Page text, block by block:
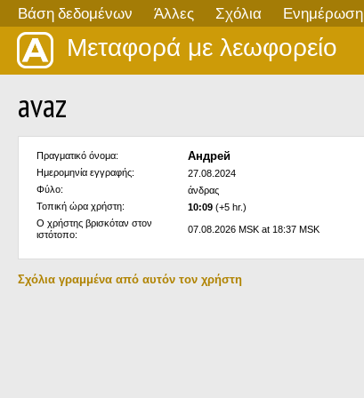
Βάση δεδομένων Άλλες Σχόλια Ενημέρωση
Μεταφορά με λεωφορείο
avaz
Πραγματικό όνομα: Андрей
Ημερομηνία εγγραφής:
27.08.2024
Φύλο:
άνδρας
Τοπική ώρα χρήστη:
10:09 (+5 hr.)
Ο χρήστης βρισκόταν στον
ιστότοπο:
07.08.2026 MSK at 18:37 MSK
Σχόλια γραμμένα από αυτόν τον χρήστη